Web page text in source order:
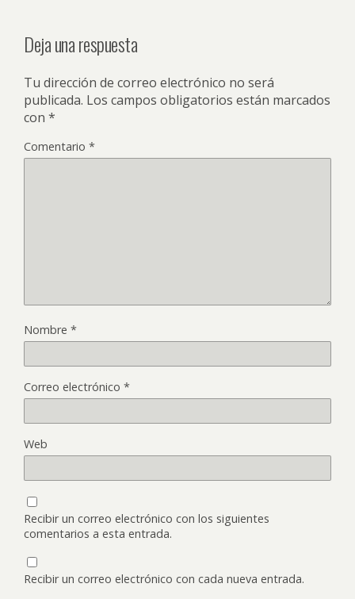
Deja una respuesta
Tu dirección de correo electrónico no será
publicada. Los campos obligatorios están marcados
con *
Comentario *
Nombre *
Correo electrónico *
Web
Recibir un correo electrónico con los siguientes
comentarios a esta entrada.
Recibir un correo electrónico con cada nueva entrada.